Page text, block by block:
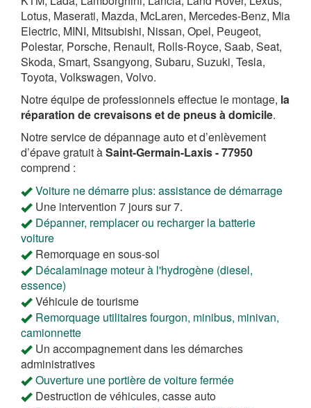
Lotus, Maserati, Mazda, McLaren, Mercedes-Benz, Mia
Electric, MINI, Mitsubishi, Nissan, Opel, Peugeot,
Polestar, Porsche, Renault, Rolls-Royce, Saab, Seat,
Skoda, Smart, Ssangyong, Subaru, Suzuki, Tesla,
Toyota, Volkswagen, Volvo.
Notre équipe de professionnels effectue le montage, la
réparation de crevaisons et de pneus à domicile.
Notre service de dépannage auto et d’enlèvement
d’épave gratuit àSaint-Germain-Laxis - 77950
comprend :
Voiture ne démarre plus: assistance de démarrage
Une intervention 7 jours sur 7.
Dépanner, remplacer ou recharger la batterie
voiture
Remorquage en sous-sol
Décalaminage moteur à l'hydrogène (diesel,
essence)
Véhicule de tourisme
Remorquage utilitaires fourgon, minibus, minivan,
camionnette
Un accompagnement dans les démarches
administratives
Ouverture une portière de voiture fermée
Destruction de véhicules, casse auto